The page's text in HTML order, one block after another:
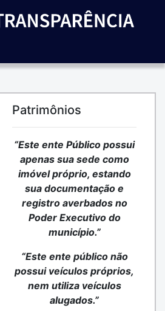
Patrimônios
“Este ente Público possui
apenas sua sede como
imóvel próprio, estando
sua documentação e
registro averbados no
Poder Executivo do
município.”
“Este ente público não
possui veículos próprios,
nem utiliza veículos
alugados.”